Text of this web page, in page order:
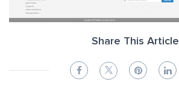
Share This Article